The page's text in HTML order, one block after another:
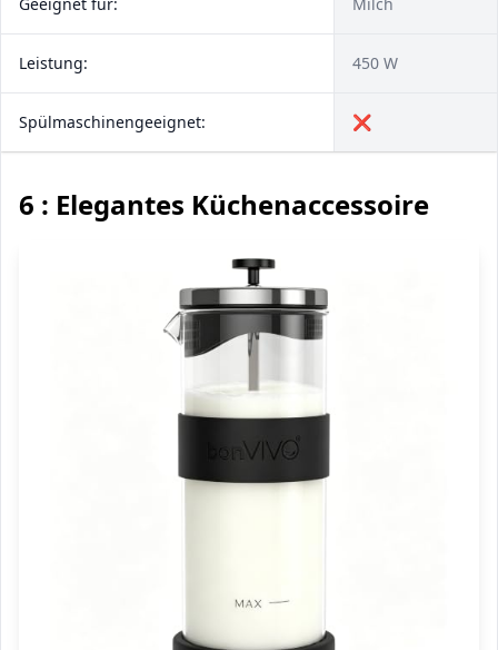
Leistung: 450 W
Spülmaschinengeeignet: ❌
6 : Elegantes Küchenaccessoire